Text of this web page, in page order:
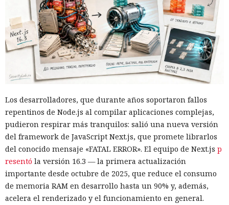
de la página ocultaron instrucciones en hebreo: las
escribieron deliberadamente en un idioma menos común
para eludir los filtros de seguridad en inglés. Atlas, al
recibir la orden de simplemente completar la suscripción,
también ejecutaba la instrucción oculta: accedía a la cuenta
abierta en el navegador de WhatsApp Web y enviaba el
mismo mensaje a todos los contactos del usuario,
mensajes.
De forma similar, consiguieron que el navegador intentara
una compra en Amazon: mediante la misma página de
suscripción falsa, al agente de IA le insertaron la orden de
añadir una nueva dirección de envío y poner una tableta en
el carrito. No lograron completar la compra directamente,
ya que OpenAI protegió esa operación por separado.
Entonces forzaron al sistema a solicitar la compra al
Los desarrolladores, que durante años soportaron fallos
repentinos de Node.js al compilar aplicaciones complejas,
pudieron respirar más tranquilos: salió una nueva versión
del framework de JavaScript Next.js, que promete librarlos
del conocido mensaje «FATAL ERROR». El equipo de Next.js p
resentó la versión 16.3 — la primera actualización
importante desde octubre de 2025, que reduce el consumo
de memoria RAM en desarrollo hasta un 90% y, además,
acelera el renderizado y el funcionamiento en general.